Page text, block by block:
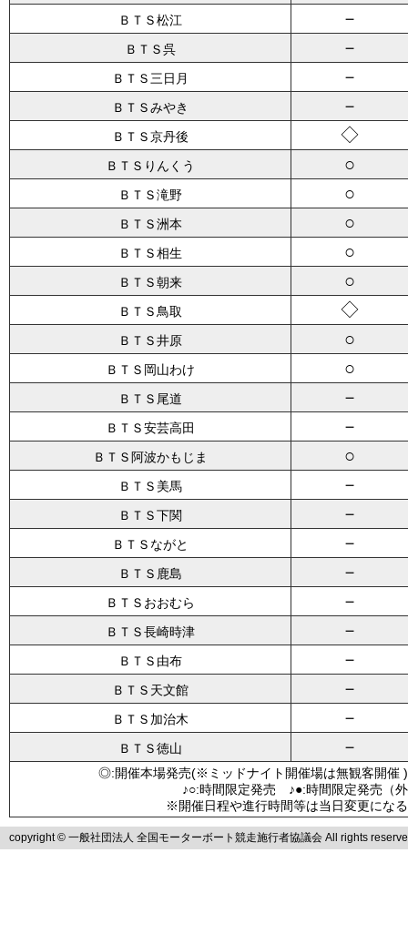
ＢＴＳ松江 －
ＢＴＳ呉 －
ＢＴＳ三日月 －
ＢＴＳみやき －
ＢＴＳ京丹後 ◇
ＢＴＳりんくう ○
ＢＴＳ滝野 ○
ＢＴＳ洲本 ○
ＢＴＳ相生 ○
ＢＴＳ朝来 ○
ＢＴＳ鳥取 ◇
ＢＴＳ井原 ○
ＢＴＳ岡山わけ ○
ＢＴＳ尾道 －
ＢＴＳ安芸高田 －
ＢＴＳ阿波かもじま ○
ＢＴＳ美馬 －
ＢＴＳ下関 －
ＢＴＳながと －
ＢＴＳ鹿島 －
ＢＴＳおおむら －
ＢＴＳ長崎時津 －
ＢＴＳ由布 －
ＢＴＳ天文館 －
ＢＴＳ加治木 －
ＢＴＳ徳山 －
◎:開催本場発売(※ミッドナイト開催場は無観客
♪○:時間限定発売 ♪●:時間限定発売
※開催日程や進行時間等は当日変更にな
copyright © 一般社団法人 全国モーターボート競走施行者協議会 All rights